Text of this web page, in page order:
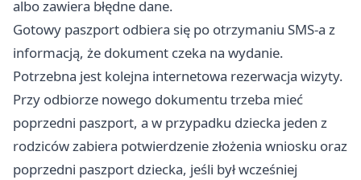
albo zawiera błędne dane.
Gotowy paszport odbiera się po otrzymaniu SMS-a z
informacją, że dokument czeka na wydanie.
Potrzebna jest kolejna internetowa rezerwacja wizyty.
Przy odbiorze nowego dokumentu trzeba mieć
poprzedni paszport, a w przypadku dziecka jeden z
rodziców zabiera potwierdzenie złożenia wniosku oraz
poprzedni paszport dziecka, jeśli był wcześniej